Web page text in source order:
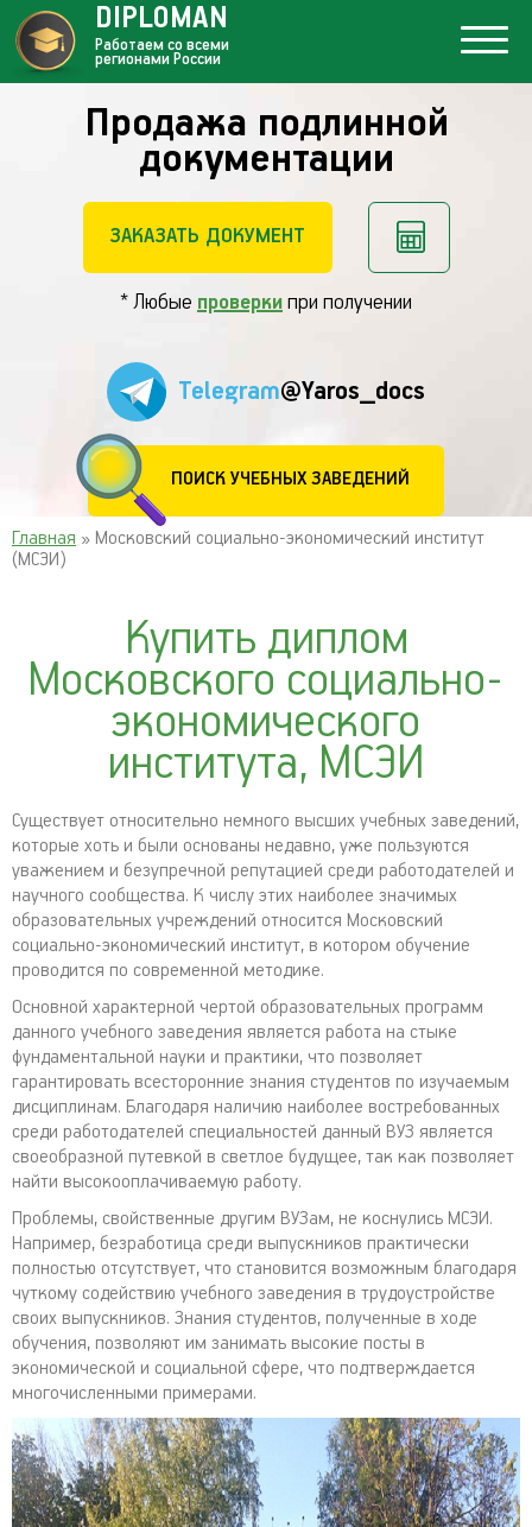
Продажа подлинной
документации
ЗАКАЗАТЬ ДОКУМЕНТ
* Любые проверки при получении
Telegram@Yaros_docs
ПОИСК УЧЕБНЫХ ЗАВЕДЕНИЙ
DIPLOMAN
Работаем со всеми
регионами России
Главная » Московский социально-экономический институт
(МСЭИ)
Купить диплом
Московского социально-
экономического
института, МСЭИ
Существует относительно немного высших учебных заведений,
которые хоть и были основаны недавно, уже пользуются
уважением и безупречной репутацией среди работодателей и
научного сообщества. К числу этих наиболее значимых
образовательных учреждений относится Московский
социально-экономический институт, в котором обучение
проводится по современной методике.
Основной характерной чертой образовательных программ
данного учебного заведения является работа на стыке
фундаментальной науки и практики, что позволяет
гарантировать всесторонние знания студентов по изучаемым
дисциплинам. Благодаря наличию наиболее востребованных
среди работодателей специальностей данный ВУЗ является
своеобразной путевкой в светлое будущее, так как позволяет
найти высокооплачиваемую работу.
Проблемы, свойственные другим ВУЗам, не коснулись МСЭИ.
Например, безработица среди выпускников практически
полностью отсутствует, что становится возможным благодаря
чуткому содействию учебного заведения в трудоустройстве
своих выпускников. Знания студентов, полученные в ходе
обучения, позволяют им занимать высокие посты в
экономической и социальной сфере, что подтверждается
многочисленными примерами.